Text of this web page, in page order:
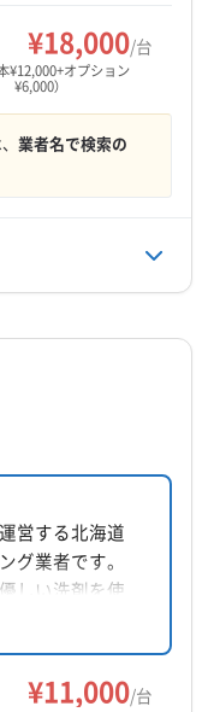
新ひだか町
安平町
栗山町
¥18,000/台
¥12,000+オプション
¥6,000）
業者名で検索の
市手稲区
央区
札幌市東区
営する北海道
グ業者です。
しい洗剤を使
寧な作業と安
時間外の相談
¥11,000/台